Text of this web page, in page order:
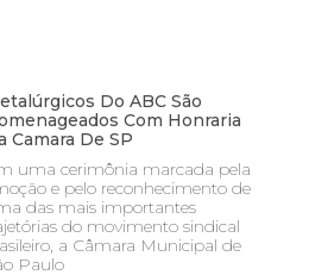
Do ABC São
Com Honraria
Camara De SP
uma cerimônia marcada pela
e pelo reconhecimento de
das mais importantes
do movimento sindical
a Câmara Municipal de
Paulo